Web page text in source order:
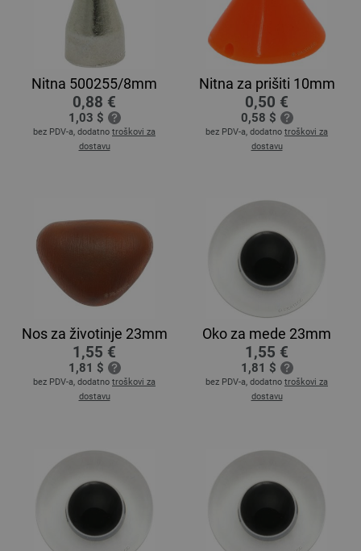
Nitna 500255/8mm
0,88 €
1,03 $
bez PDV-a, dodatno troškovi za
dostavu
Nitna za prišiti 10mm
0,50 €
0,58 $
bez PDV-a, dodatno troškovi za
dostavu
Nos za životinje 23mm
1,55 €
1,81 $
bez PDV-a, dodatno troškovi za
dostavu
Oko za mede 23mm
1,55 €
1,81 $
bez PDV-a, dodatno troškovi za
dostavu